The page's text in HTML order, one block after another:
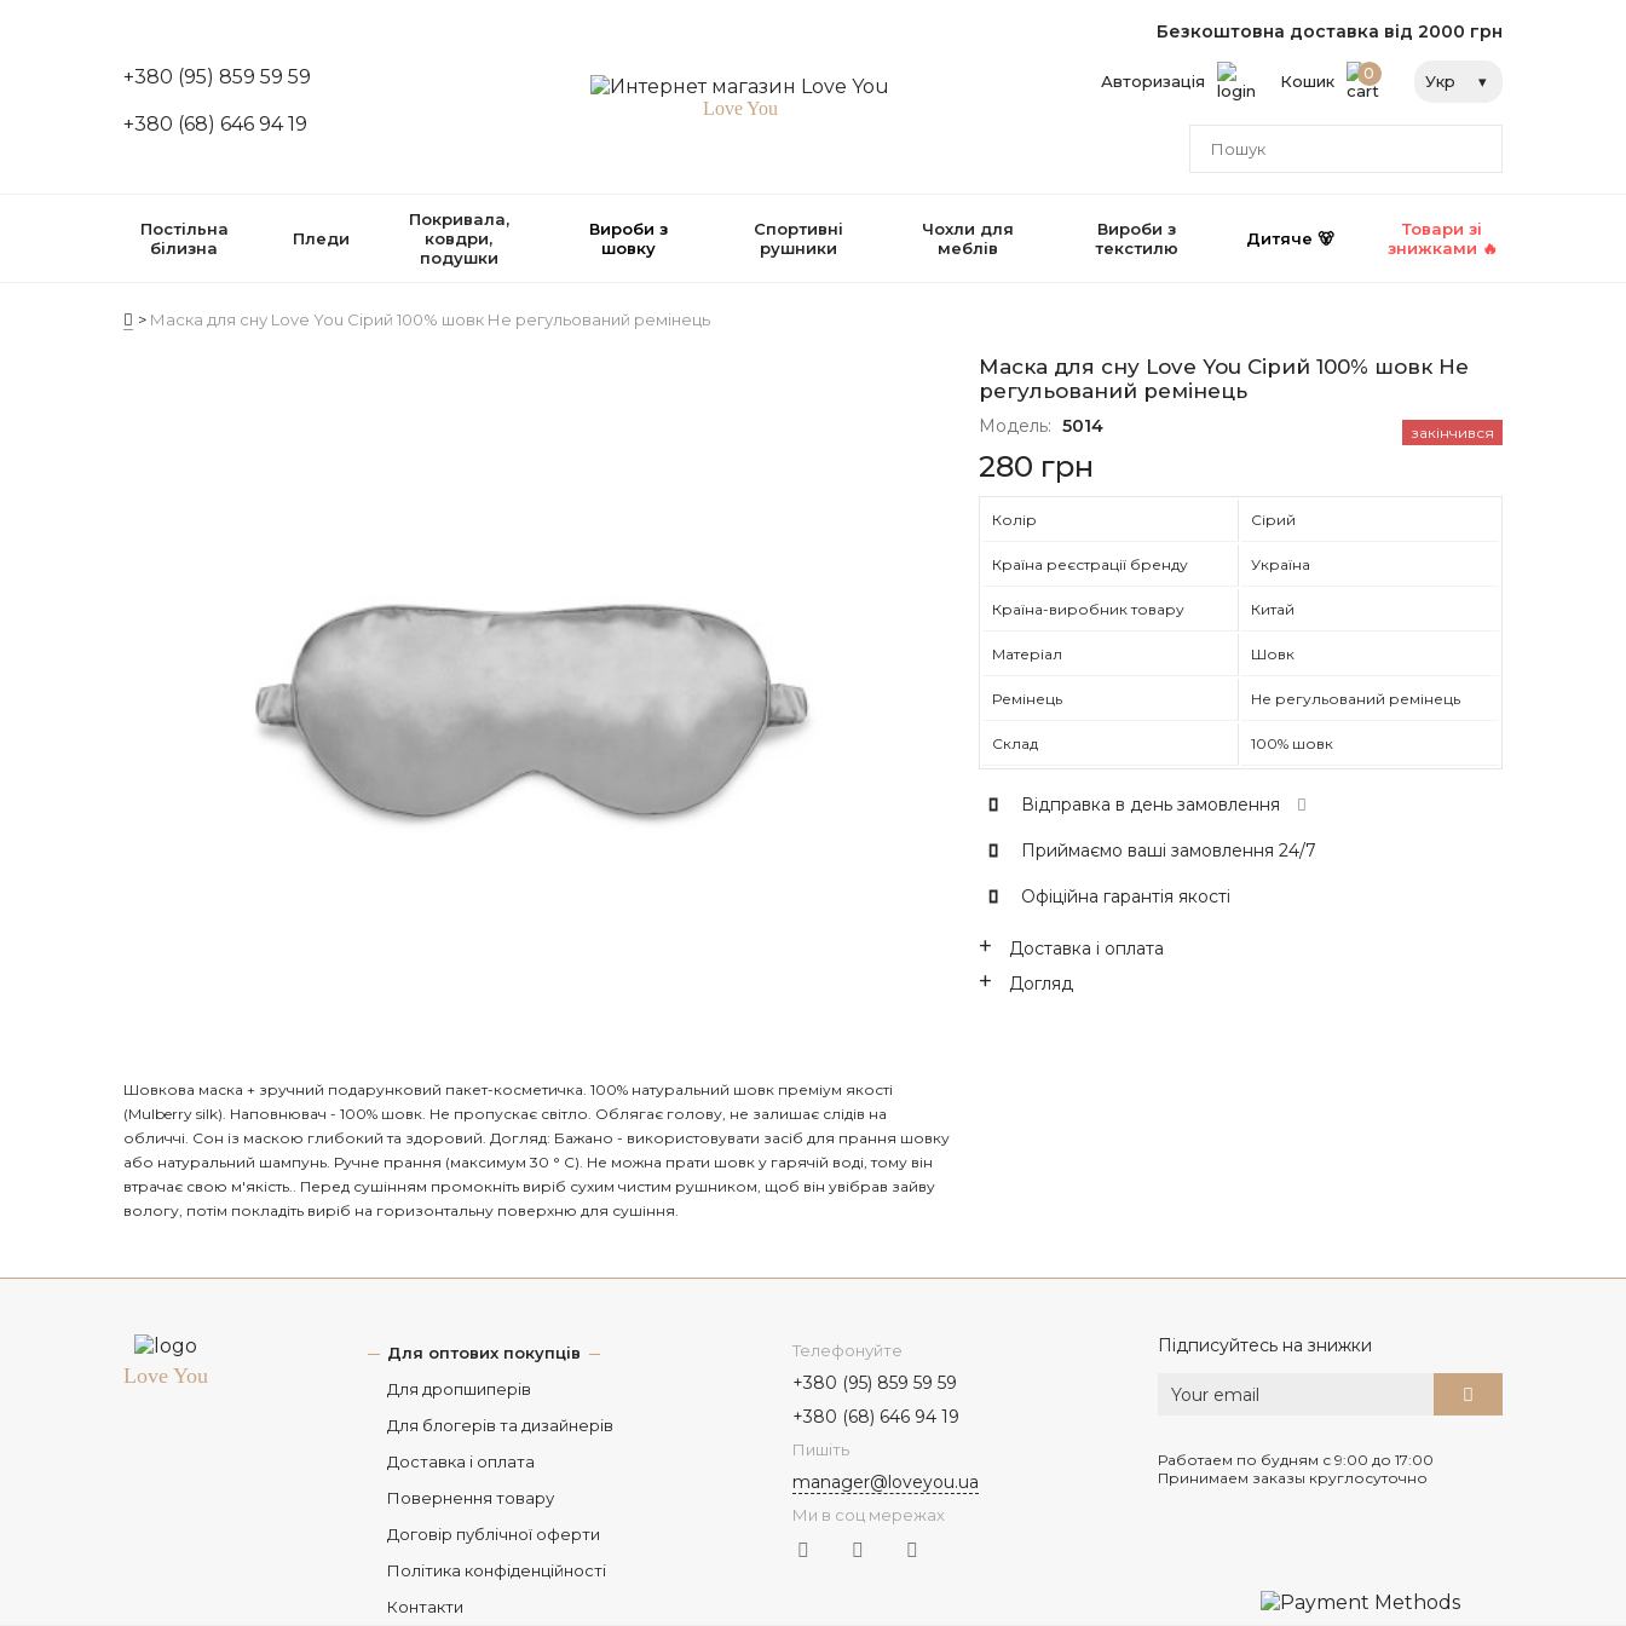
+380 (95) 859 59 59
+380 (68) 646 94 19
Love You
Безкоштовна доставка від 2000 грн
Авторизація Кошик 0 Укр
Постільна
білизна
Пледи
Покривала,
ковдри,
подушки
Вироби з
шовку
Спортивні
рушники
Чохли для
меблів
Вироби з
текстилю
Дитяче 🐻
Товари зі
знижками 🔥
Маска для сну Love You Сірий 100% шовк Не регульований ремінець
Маска для сну Love You Сірий 100% шовк Не
регульований ремінець
Модель: 5014 закінчився
280 грн
Колір Сірий
Країна реєстрації бренду Україна
Країна-виробник товару Китай
Матеріал Шовк
Ремінець Не регульований ремінець
Склад 100% шовк
Відправка в день замовлення
Приймаємо ваші замовлення 24/7
Офіційна гарантія якості
Доставка і оплата
Догляд
Шовкова маска + зручний подарунковий пакет-косметичка. 100% натуральний шовк преміум якості
(Mulberry silk). Наповнювач - 100% шовк. Не пропускає світло. Облягає голову, не залишає слідів на
обличчі. Сон із маскою глибокий та здоровий. Догляд: Бажано - використовувати засіб для прання шовку
або натуральний шампунь. Ручне прання (максимум 30 ° С). Не можна прати шовк у гарячій воді, тому він
втрачає свою м'якість.. Перед сушінням промокніть виріб сухим чистим рушником, щоб він увібрав зайву
вологу, потім покладіть виріб на горизонтальну поверхню для сушіння.
Love You
Для оптових покупців
Для дропшиперів
Для блогерів та дизайнерів
Доставка і оплата
Повернення товару
Договір публічної оферти
Політика конфіденційності
Контакти
Телефонуйте
+380 (95) 859 59 59
+380 (68) 646 94 19
Пишіть
manager@loveyou.ua
Ми в соц мережах
Підписуйтесь на знижки
Работаем по будням с 9:00 до 17:00
Принимаем заказы круглосуточно